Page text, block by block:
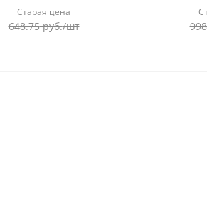
Старая цена
648.75руб./шт